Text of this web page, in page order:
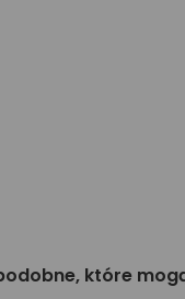
które